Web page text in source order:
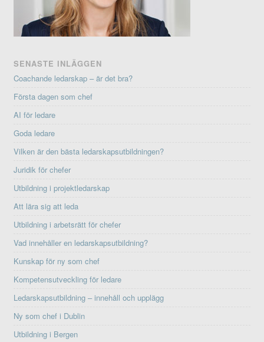
SENASTE INLÄGGEN
Coachande ledarskap – är det bra?
Första dagen som chef
AI för ledare
Goda ledare
Vilken är den bästa ledarskapsutbildningen?
Juridik för chefer
Utbildning i projektledarskap
Att lära sig att leda
Utbildning i arbetsrätt för chefer
Vad innehåller en ledarskapsutbildning?
Kunskap för ny som chef
Kompetensutveckling för ledare
Ledarskapsutbildning – innehåll och upplägg
Ny som chef i Dublin
Utbildning i Bergen